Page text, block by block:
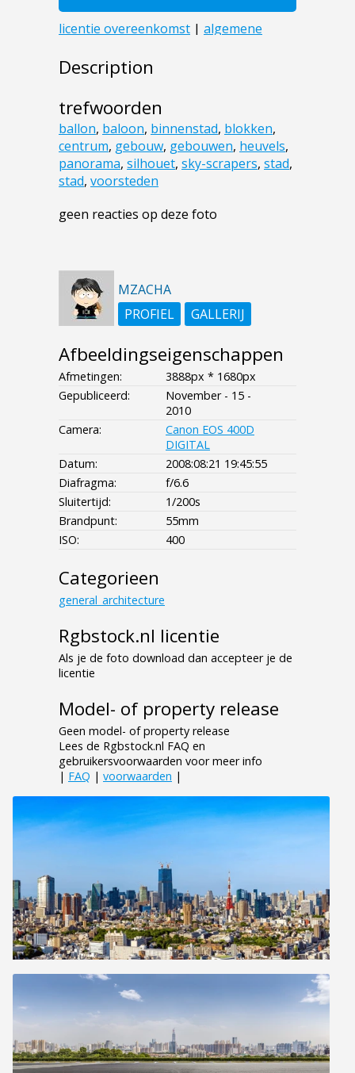
Description
trefwoorden
ballon, baloon, binnenstad, blokken,
centrum, gebouw, gebouwen, heuvels,
panorama, silhouet, sky-scrapers, stad,
stad, voorsteden
geen reacties op deze foto
MZACHA
PROFIEL
GALLERIJ
Afbeeldingseigenschappen
Afmetingen:
3888px * 1680px
Gepubliceerd:
November - 15 -
2010
Camera:
Canon EOS 400D
DIGITAL
Datum:
2008:08:21 19:45:55
Diafragma:
f/6.6
Sluitertijd:
1/200s
Brandpunt:
55mm
ISO:
400
Categorieen
general_architecture
Rgbstock.nl licentie
Als je de foto download dan accepteer je de
licentie
Model- of property release
Geen model- of property release
Lees de Rgbstock.nl FAQ en
gebruikersvoorwaarden voor meer info
| FAQ | voorwaarden |